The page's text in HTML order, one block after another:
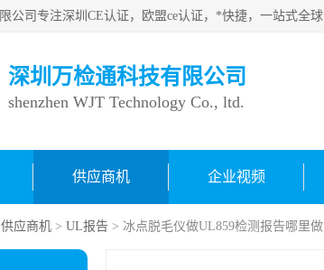
深圳万检通科技有限公司
shenzhen WJT Technology Co., ltd.
供应商机 企业视频
供应商机 > UL报告 > 冰点脱毛仪做UL859检测报告哪里做